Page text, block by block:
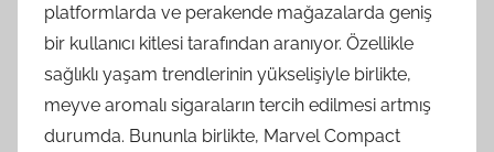
platformlarda ve perakende mağazalarda geniş
bir kullanıcı kitlesi tarafından aranıyor. Özellikle
sağlıklı yaşam trendlerinin yükselişiyle birlikte,
meyve aromalı sigaraların tercih edilmesi artmış
durumda. Bununla birlikte, Marvel Compact